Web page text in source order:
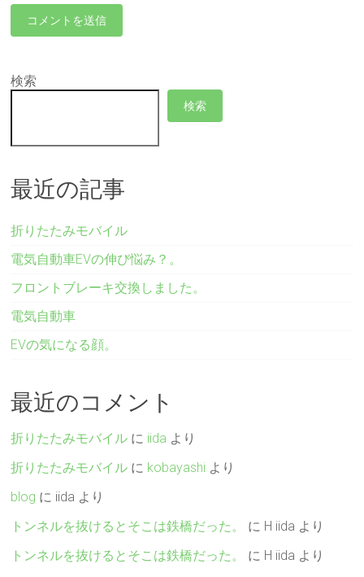
検索
検索
最近の記事
折りたたみモバイル
電気自動車EVの伸び悩み？。
フロントブレーキ交換しました。
電気自動車
EVの気になる顔。
最近のコメント
折りたたみモバイル に iida より
折りたたみモバイル に kobayashi より
blog に iida より
トンネルを抜けるとそこは鉄橋だった。
に H iida より
トンネルを抜けるとそこは鉄橋だった。
に H iida より